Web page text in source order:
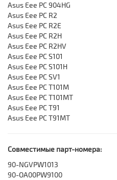
Asus Eee PC 904HG
Asus Eee PC R2
Asus Eee PC R2E
Asus Eee PC R2H
Asus Eee PC R2HV
Asus Eee PC S101
Asus Eee PC S101H
Asus Eee PC SV1
Asus Eee PC T101M
Asus Eee PC T101MT
Asus Eee PC T91
Asus Eee PC T91MT
Совместимые парт-номера:
90-NGVPW1013
90-OA00PW9100